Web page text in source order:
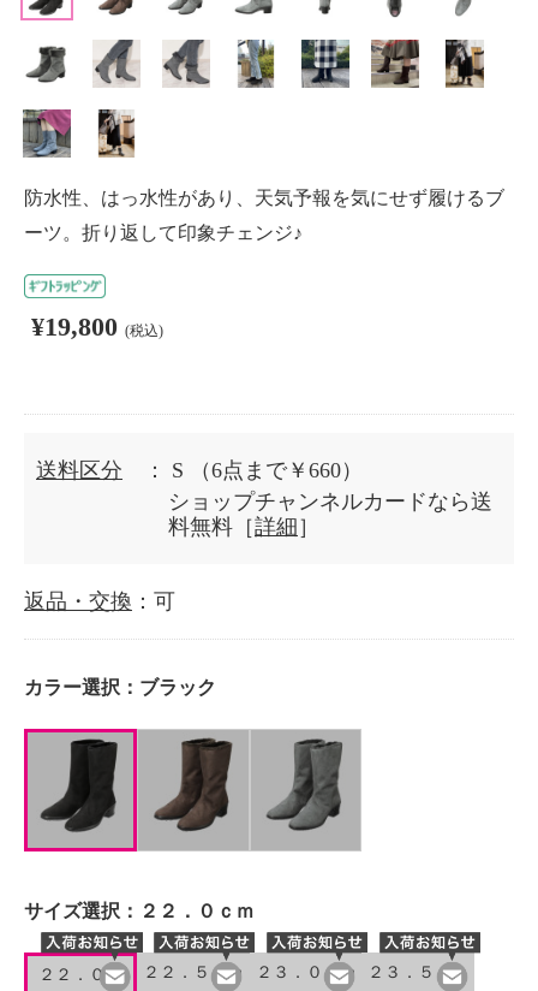
防水性、はっ水性があり、天気予報を気にせず履けるブ
ーツ。折り返して印象チェンジ♪
¥19,800 (税込)
送料区分 ： S
（6点まで￥660）
ショップチャンネルカードなら送
料無料［詳細 ］
返品・交換 ：可
カラー選択： ブラック
サイズ選択： ２２．０ｃｍ
２２．０ｃ
２２．５ｃｍ ２３．０ｃｍ ２３．５ｃｍ